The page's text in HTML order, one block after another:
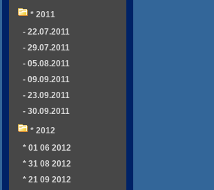
* 2011
- 22.07.2011
- 29.07.2011
- 05.08.2011
- 09.09.2011
- 23.09.2011
- 30.09.2011
* 2012
* 01 06 2012
* 31 08 2012
* 21 09 2012